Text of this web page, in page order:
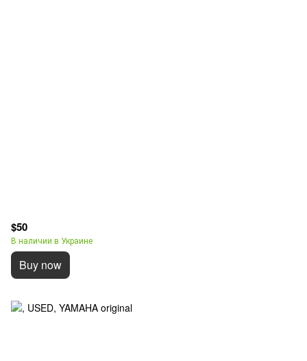
$50
В наличии в Украине
Buy now